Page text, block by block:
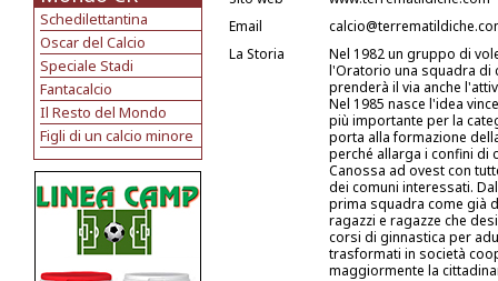
Schedilettantina
Oscar del Calcio
Speciale Stadi
Fantacalcio
Il Resto del Mondo
Figli di un calcio minore
Email
La Storia
Nel 1982 un gruppo di
l'Oratorio una squadra di
prenderà il via anche
Nel 1985 nasce l'idea
più importante per la
porta alla formazione
perché allarga i confini di
Canossa ad ovest con
dei comuni interessati.
prima squadra come già
ragazzi e ragazze che
corsi di ginnastica per
trasformati in società
maggiormente la